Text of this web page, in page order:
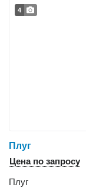
4
Плуг
Цена по запросу
Плуг